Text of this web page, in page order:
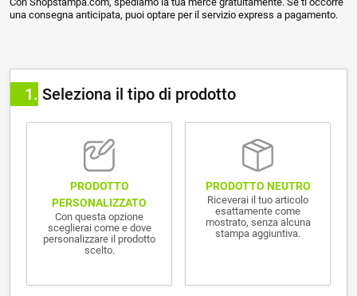
una consegna anticipata, puoi optare per il servizio express a pagamento.
1 Seleziona il tipo di prodotto
PRODOTTO
PERSONALIZZATO
Con questa opzione
sceglierai come e dove
personalizzare il prodotto
scelto.
PRODOTTO NEUTRO
Riceverai il tuo articolo
esattamente come
mostrato, senza alcuna
stampa aggiuntiva.